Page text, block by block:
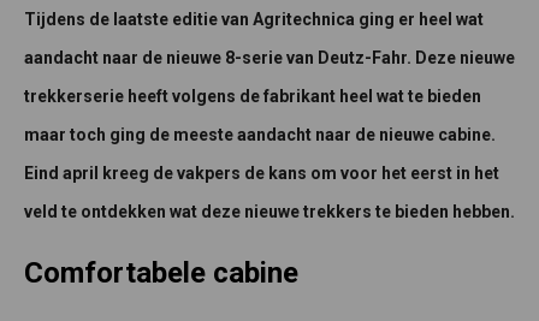
Tijdens de laatste editie van Agritechnica ging er heel wat
aandacht naar de nieuwe 8-serie van Deutz-Fahr. Deze nieuwe
trekkerserie heeft volgens de fabrikant heel wat te bieden
maar toch ging de meeste aandacht naar de nieuwe cabine.
Eind april kreeg de vakpers de kans om voor het eerst in het
veld te ontdekken wat deze nieuwe trekkers te bieden hebben.
Comfortabele cabine